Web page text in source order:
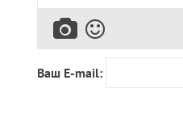
Ваш E-mail: